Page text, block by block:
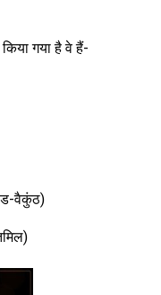
गया है वे हैं-
वैकुंठ)